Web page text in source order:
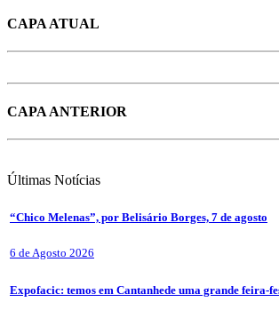
CAPA ATUAL
CAPA ANTERIOR
Últimas Notícias
“Chico Melenas”, por Belisário Borges, 7 de agosto
6 de Agosto 2026
Expofacic: temos em Cantanhede uma grande feira-